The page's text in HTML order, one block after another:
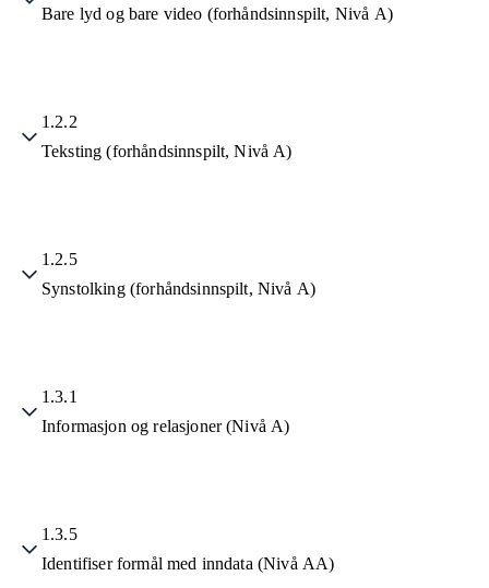
Bare lyd og bare video (forhåndsinnspilt, Nivå A)
1.2.2
Teksting (forhåndsinnspilt, Nivå A)
1.2.5
Synstolking (forhåndsinnspilt, Nivå A)
1.3.1
Informasjon og relasjoner (Nivå A)
1.3.5
Identifiser formål med inndata (Nivå AA)